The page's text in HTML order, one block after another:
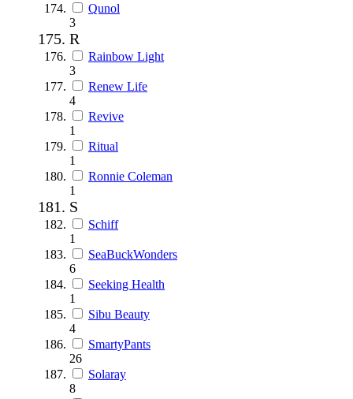
Qunol
3
R
Rainbow Light
3
Renew Life
4
Revive
1
Ritual
1
Ronnie Coleman
1
S
Schiff
1
SeaBuckWonders
6
Seeking Health
1
Sibu Beauty
4
SmartyPants
26
Solaray
8